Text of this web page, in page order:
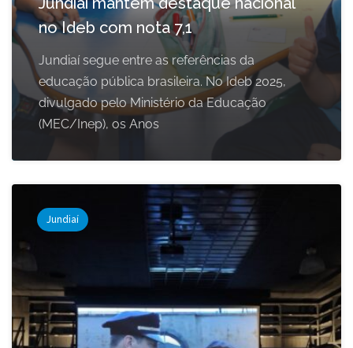
no Ideb com nota 7,1
Jundiaí segue entre as referências da
educação pública brasileira. No Ideb 2025,
divulgado pelo Ministério da Educação
(MEC/Inep), os Anos
Jundiaí